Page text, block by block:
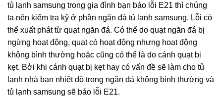
tủ lạnh samsung trong gia đình bạn báo lỗi E21 thì chúng
ta nên kiểm tra kỹ ở phần ngăn đá tủ lạnh samsung. Lỗi có
thể xuất phát từ quạt ngăn đá. Có thể do quạt ngăn đá bị
ngừng hoạt động, quạt có hoạt động nhưng hoạt động
không bình thường hoặc cũng có thể là do cánh quạt bị
kẹt. Bởi khi cánh quạt bị kẹt hay có vấn đề sẽ làm cho tủ
lạnh nhà bạn nhiệt độ trong ngăn đá không bình thường và
tủ lạnh samsung sẽ báo lỗi E21.